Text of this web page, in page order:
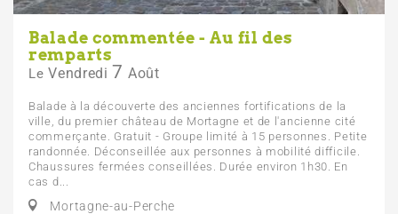
Balade commentée - Au fil des
remparts
Le Vendredi 7 Août
Balade à la découverte des anciennes fortifications de la
ville, du premier château de Mortagne et de l'ancienne cité
commerçante. Gratuit - Groupe limité à 15 personnes. Petite
randonnée. Déconseillée aux personnes à mobilité difficile.
Chaussures fermées conseillées. Durée environ 1h30. En
cas d...
Mortagne-au-Perche